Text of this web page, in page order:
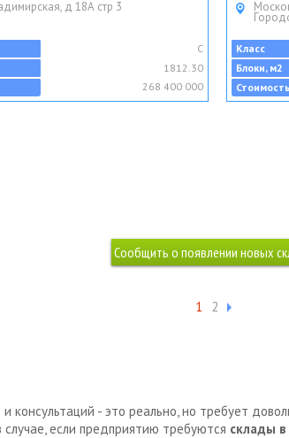
д 18А стр 3
C
1812.30
268 400 000
Класс
Блоки, м2
1 2
консультаций - это реально, но требует
если предприятию требуются склады